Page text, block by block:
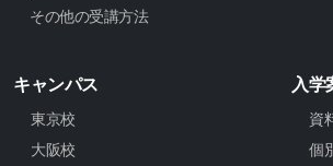
その他の受講方法
キャンパス
東京校
大阪校
入学
資
個